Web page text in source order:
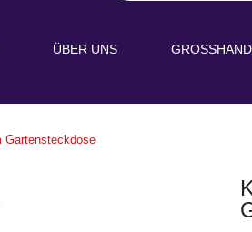
ÜBER UNS
Gartensteckdose